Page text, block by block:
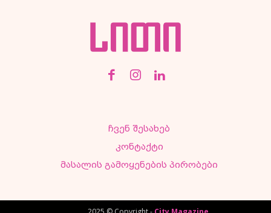
ჩვენ შესახებ
კონტაქტი
მასალის გამოყენების პირობები